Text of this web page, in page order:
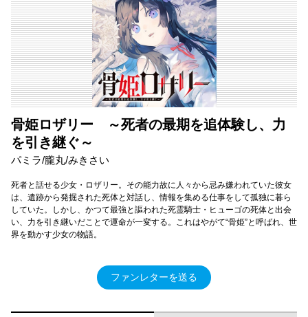
骨姫ロザリー ～死者の最期を追体験し、力
を引き継ぐ～
パミラ/朧丸/みきさい
死者と話せる少女・ロザリー。その能力故に人々から忌み嫌われていた彼女
は、遺跡から発掘された死体と対話し、情報を集める仕事をして孤独に暮ら
していた。しかし、かつて最強と謳われた死霊騎士・ヒューゴの死体と出会
い、力を引き継いだことで運命が一変する。これはやがて“骨姫”と呼ばれ、世
界を動かす少女の物語。
ファンレターを送る